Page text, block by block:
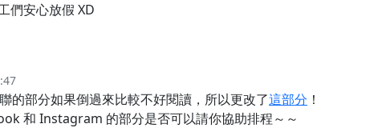
們安心放假 XD
的部分如果倒過來比較不好閱讀，所以更改了這部分 ！
和 Instagram 的部分是否可以請你協助排程～～